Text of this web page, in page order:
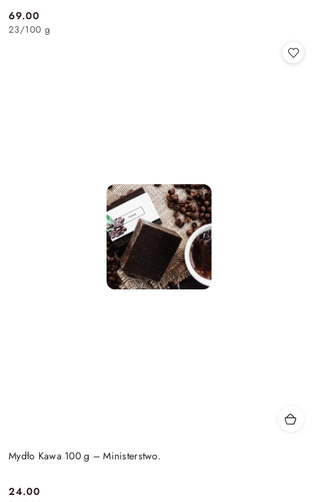
Cena:
69.00
23/100 g
Mydło Kawa 100 g – Ministerstwo.
24.00